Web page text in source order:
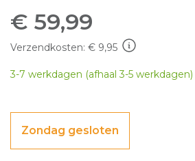
€ 59,99
Verzendkosten: € 9,95
3-7 werkdagen (afhaal 3-5 werkdagen)
Zondag gesloten